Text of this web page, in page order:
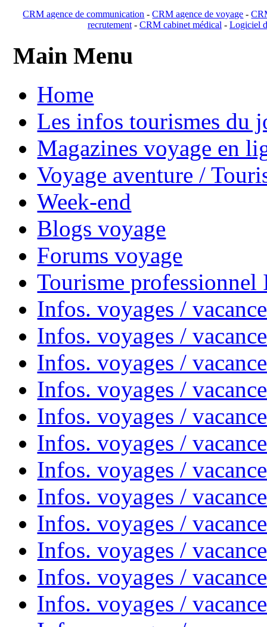
CRM agence de communication -CRM agence de voyage -
recrutement- CRM cabinet médical- Logiciel
Main Menu
Home
Les infos tourismes du
Magazines voyage en
Voyage aventure /
Week-end
Blogs voyage
Forums voyage
Tourisme
Infos. voyages /
Infos. voyages /
Infos. voyages /
Infos. voyages /
Infos. voyages /
Infos. voyages /
Infos. voyages /
Infos. voyages /
Infos. voyages /
Infos. voyages /
Infos. voyages /
Infos. voyages /